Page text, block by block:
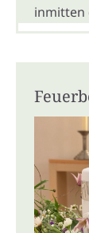
inmitten